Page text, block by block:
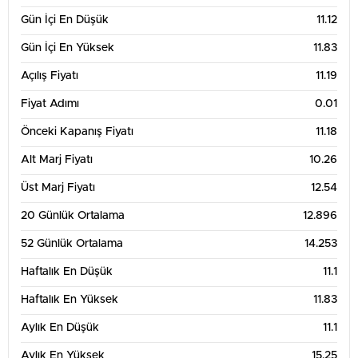
Gün İçi En Düşük 11.12
Gün İçi En Yüksek 11.83
Açılış Fiyatı 11.19
Fiyat Adımı 0.01
Önceki Kapanış Fiyatı 11.18
Alt Marj Fiyatı 10.26
Üst Marj Fiyatı 12.54
20 Günlük Ortalama 12.896
52 Günlük Ortalama 14.253
Haftalık En Düşük 11.1
Haftalık En Yüksek 11.83
Aylık En Düşük 11.1
Aylık En Yüksek 15.25